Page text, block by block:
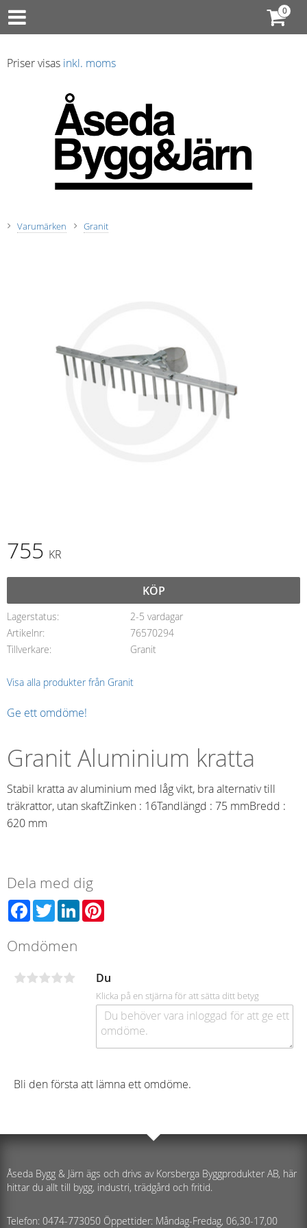
Priser visas inkl. moms
Varumärken Granit
755 KR
KÖP
Lagerstatus
2-5 vardagar
Artikelnr
76570294
Tillverkare
Granit
Visa alla produkter från Granit
Ge ett omdöme!
Granit Aluminium kratta
Stabil kratta av aluminium med låg vikt, bra alternativ till
träkrattor, utan skaftZinken : 16Tandlängd : 75 mmBredd :
620 mm
Dela med dig
Facebook
TwitterLinkedIn
Omdömen
Du
Klicka på en stjärna för att sätta ditt betyg
Bli den första att lämna ett omdöme.
Åseda Bygg & Järn ägs och drivs av Korsberga Byggprodukter AB, här
hittar du allt till bygg, industri, trädgård och fritid.
Telefon: 0474-773050 Öppettider: Måndag-Fredag, 06,30-17,00